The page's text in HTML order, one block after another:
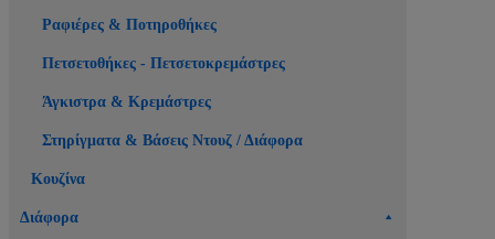
Ραφιέρες & Ποτηροθήκες
Πετσετοθήκες - Πετσετοκρεμάστρες
Άγκιστρα & Κρεμάστρες
Στηρίγματα & Βάσεις Ντουζ / Διάφορα
Κουζίνα
Διάφορα